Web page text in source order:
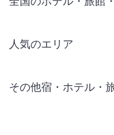
人気のエリア
仙台 ホテル
その他宿・ホテル・